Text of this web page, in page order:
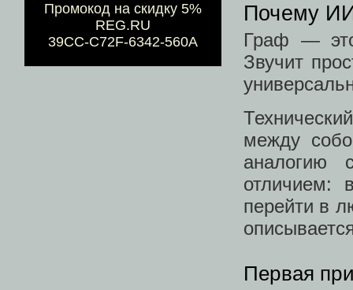
Промокод на скидку 5%
REG.RU
39CC-C72F-6342-560A
Почему
Граф —
Звучит
между
аналогию
отличием:
перейти в
Первая